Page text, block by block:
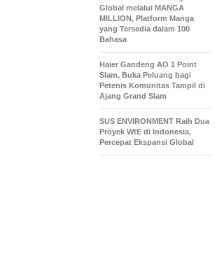
Global melalui MANGA
MILLION, Platform Manga
yang Tersedia dalam 100
Bahasa
Haier Gandeng AO 1 Point
Slam, Buka Peluang bagi
Petenis Komunitas Tampil di
Ajang Grand Slam
SUS ENVIRONMENT Raih Dua
Proyek WtE di Indonesia,
Percepat Ekspansi Global